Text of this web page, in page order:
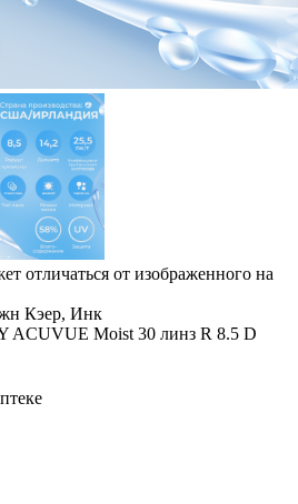
отличаться от изображенного на
Кэер, Инк
ACUVUE Moist 30 линз R 8.5 D